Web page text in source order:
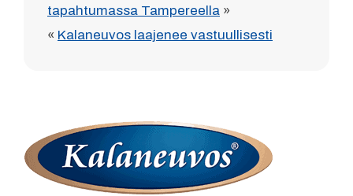
tapahtumassa Tampereella »
« Kalaneuvos laajenee vastuullisesti